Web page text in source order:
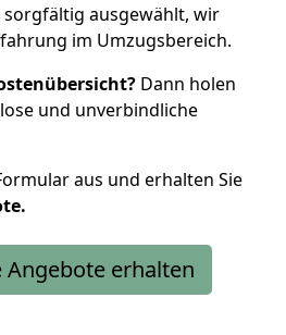
sorgfältig ausgewählt, wir
im Umzugsbereich.
Dann holen
und unverbindliche
aus und erhalten Sie
Angebote erhalten